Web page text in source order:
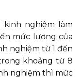
nghiệm làm
mức lương của
nghiệm từ 1 đến
khoảng từ 8
nghiệm thì mức